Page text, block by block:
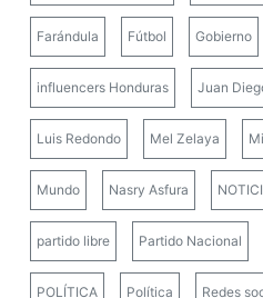
Farándula Fútbol Gobierno
influencers Honduras Juan
Luis Redondo Mel Zelaya
Mundo Nasry Asfura
partido libre Partido Nacional
POLÍTICA Política Redes